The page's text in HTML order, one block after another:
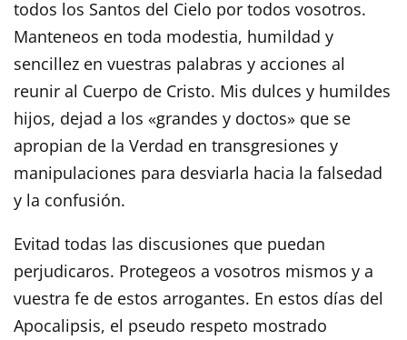
todos los Santos del Cielo por todos vosotros.
Manteneos en toda modestia, humildad y
sencillez en vuestras palabras y acciones al
reunir al Cuerpo de Cristo. Mis dulces y humildes
hijos, dejad a los «grandes y doctos» que se
apropian de la Verdad en transgresiones y
manipulaciones para desviarla hacia la falsedad
y la confusión.
Evitad todas las discusiones que puedan
perjudicaros. Protegeos a vosotros mismos y a
vuestra fe de estos arrogantes. En estos días del
Apocalipsis, el pseudo respeto mostrado